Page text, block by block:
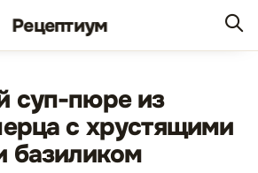
Рецептиум
суп-пюре из
с хрустящими
базиликом